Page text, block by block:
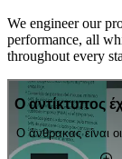
We engineer our
performance, all
throughout every
Ο αντίκτυπος
Ο άνθρακας είναι